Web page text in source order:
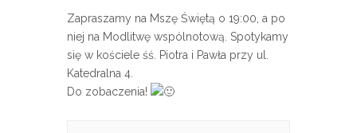
Zapraszamy na Mszę Świętą o 19:00, a po
niej na Modlitwę wspólnotową. Spotykamy
się w kościele śś. Piotra i Pawła przy ul.
Katedralna 4.
Do zobaczenia!